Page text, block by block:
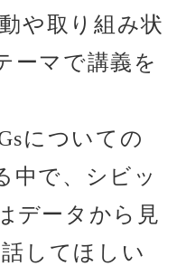
や取り組み状
ーマで講義を
についての
中で、シビッ
データから見
してほしい